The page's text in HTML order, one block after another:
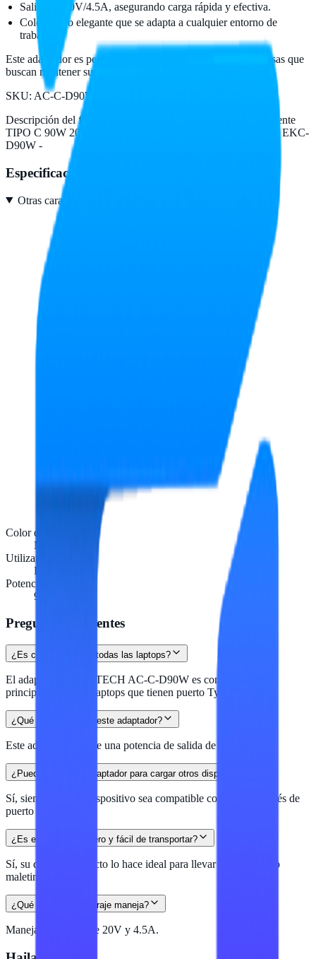
Salida de 20V/4.5A, asegurando carga rápida y efectiva.
Color negro elegante que se adapta a cualquier entorno de
trabajo.
Este adaptador es perfecto para pequeñas y medianas empresas que
buscan mantener sus laptops siempre listas para el uso diario.
SKU: AC-C-D90W
Descripción del fabricante:
AC-C-D90W Adaptador de Corriente
TIPO C 90W 20V/4.5A (Type C) con PD Compatible DELL EKC-
D90W -
Especificaciones
Otras características
Color del producto
Negro
Utilizar con
Portátil
Potencia de salida
90W
Preguntas frecuentes
¿Es compatible con todas las laptops?
El adaptador OVALTECH AC-C-D90W es compatible
principalmente con laptops que tienen puerto Type C.
¿Qué potencia tiene este adaptador?
Este adaptador ofrece una potencia de salida de 90W.
¿Puedo usar este adaptador para cargar otros dispositivos?
Sí, siempre que el dispositivo sea compatible con carga a través de
puerto Type C.
¿Es el adaptador ligero y fácil de transportar?
Sí, su diseño compacto lo hace ideal para llevar en mochilas o
maletines.
¿Qué voltaje y amperaje maneja?
Maneja una salida de 20V y 4.5A.